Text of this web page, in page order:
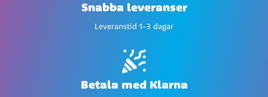
Snabba leveranser
Leveranstid 1-3 dagar
Betala med Klarna